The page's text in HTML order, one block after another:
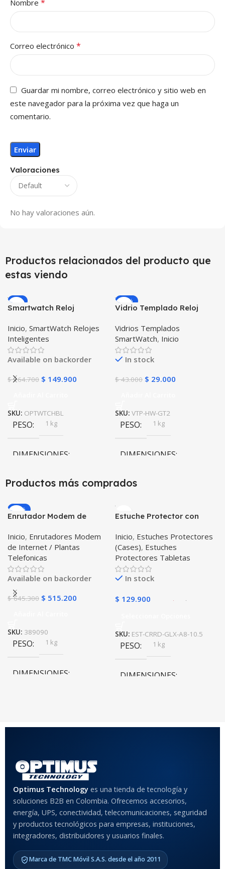
Valoraciones
No hay valoraciones aún.
Nombre *
Correo electrónico *
Guardar mi nombre, correo electrónico y sitio web en
este navegador para la próxima vez que haga un
comentario.
Productos relacionados del producto que
estas viendo
-9%
Smartwatch Reloj
WATCH BLACK™ (PK W34
Iwo 10 12) Compatible
Android y iPhone
Inicio, SmartWatch Relojes
Inteligentes
Available on backorder
$164.700 $ 149.900
SKU: OPTWTCHBL
PESO 1 kg
DIMENSIONES
10 × 10 × 10 cm
-33%
Vidrio Templado Reloj
Huawei Gt2 46mm X2
Unidades
Vidrios Templados
SmartWatch, Inicio
In stock
$43.000 $ 29.000
SKU: VTP-HW-GT2
PESO 1 kg
DIMENSIONES
10 × 10 × 10 cm
Productos más comprados
-20%
Enrutador Modem de
Libre Todo Operador 4G
LTE SIMCARD
Inicio, Enrutadores Modem
de Internet / Plantas
Telefonicas
Available on backorder
$645.300 $ 515.200
SKU: 389090
PESO 1 kg
DIMENSIONES
Estuche Protector con
Tablet Samsung Galaxy
Tab A8 10.5 2021 – 2022
SM-x200 SM-x205 Anti
golpes con soporte
Inicio, Estuches Protectores
(Cases), Estuches
Protectores Tabletas
In stock
$ 129.900
SKU: EST-CRRD-GLX-A8-10.5
PESO 1 kg
DIMENSIONES
COLOR
Anti-Shock
MODELO DE TABLETS
COMPATIBLES
Optimus Technology es una tienda de tecnología y
soluciones B2B en Colombia. Ofrecemos accesorios,
energía, UPS, conectividad, telecomunicaciones, seguridad
y productos tecnológicos para empresas, instituciones,
integradores, distribuidores y usuarios finales.
Marca de TMC Móvil S.A.S. desde el año 2011